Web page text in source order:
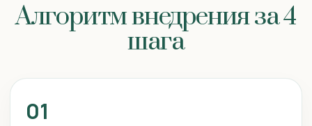
Алгоритм внедрения за 4
шага
01